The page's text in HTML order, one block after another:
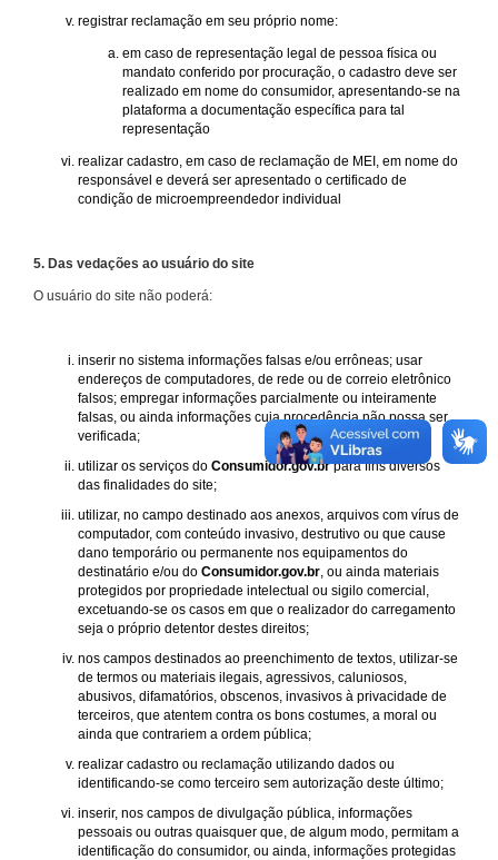
registrar reclamação em seu próprio nome:
em caso de representação legal de pessoa física ou
mandato conferido por procuração, o cadastro deve ser
realizado em nome do consumidor, apresentando-se na
plataforma a documentação específica para tal
representação
realizar cadastro, em caso de reclamação de MEI, em nome do
responsável e deverá ser apresentado o certificado de
condição de microempreendedor individual
5. Das vedações ao usuário do site
O usuário do site não poderá:
inserir no sistema informações falsas e/ou errôneas; usar
endereços de computadores, de rede ou de correio eletrônico
falsos; empregar informações parcialmente ou inteiramente
falsas, ou ainda informações cuja procedência não possa ser
verificada;
utilizar os serviços do Consumidor.gov.brpara fins diversos
das finalidades do site;
utilizar, no campo destinado aos anexos, arquivos com vírus de
computador, com conteúdo invasivo, destrutivo ou que cause
dano temporário ou permanente nos equipamentos do
destinatário e/ou do Consumidor.gov.br , ou ainda materiais
protegidos por propriedade intelectual ou sigilo comercial,
excetuando-se os casos em que o realizador do carregamento
seja o próprio detentor destes direitos;
nos campos destinados ao preenchimento de textos, utilizar-se
de termos ou materiais ilegais, agressivos, caluniosos,
abusivos, difamatórios, obscenos, invasivos à privacidade de
terceiros, que atentem contra os bons costumes, a moral ou
ainda que contrariem a ordem pública;
realizar cadastro ou reclamação utilizando dados ou
identificando-se como terceiro sem autorização deste último;
inserir, nos campos de divulgação pública, informações
pessoais ou outras quaisquer que, de algum modo, permitam a
identificação do consumidor, ou ainda, informações protegidas